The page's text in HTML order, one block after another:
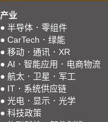
产业
● 半导体．零组件
● CarTech．绿能
● 移动．通讯．XR
● AI．智能应用．电商物流
● 航太．卫星．军工
● IT．系统供应链
● 光电．显示．光学
● 科技政策